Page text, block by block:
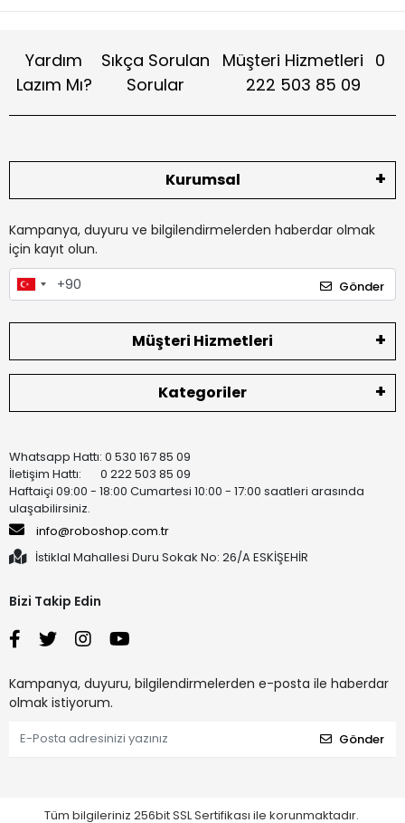
Yardım
Lazım Mı?
Sıkça Sorulan
Sorular
Müşteri Hizmetleri 0
222 503 85 09
Kurumsal
Kampanya, duyuru ve bilgilendirmelerden haberdar olmak
için kayıt olun.
Gönder
Müşteri Hizmetleri
Kategoriler
Whatsapp Hattı: 0 530 167 85 09
İletişim Hattı: 0 222 503 85 09
Haftaiçi 09:00 - 18:00 Cumartesi 10:00 - 17:00 saatleri arasında
ulaşabilirsiniz.
info@roboshop.com.tr
İstiklal Mahallesi Duru Sokak No: 26/A ESKİŞEHİR
Bizi Takip Edin
Kampanya, duyuru, bilgilendirmelerden e-posta ile haberdar
olmak istiyorum.
Gönder
Tüm bilgileriniz 256bit SSL Sertifikası ile korunmaktadır.